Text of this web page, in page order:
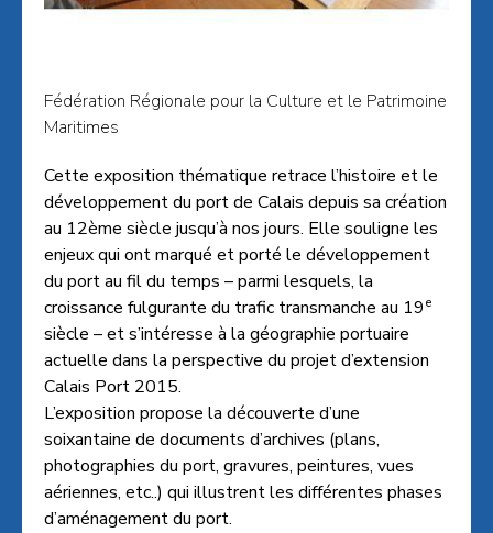
Fédération Régionale pour la Culture et le Patrimoine
Maritimes
Cette exposition thématique retrace l’histoire et le
développement du port de Calais depuis sa création
au 12ème siècle jusqu’à nos jours. Elle souligne les
enjeux qui ont marqué et porté le développement
du port au fil du temps – parmi lesquels, la
croissance fulgurante du trafic transmanche au 19e
siècle – et s’intéresse à la géographie portuaire
actuelle dans la perspective du projet d’extension
Calais Port 2015.
L’exposition propose la découverte d’une
soixantaine de documents d’archives (plans,
photographies du port, gravures, peintures, vues
aériennes, etc..) qui illustrent les différentes phases
d’aménagement du port.